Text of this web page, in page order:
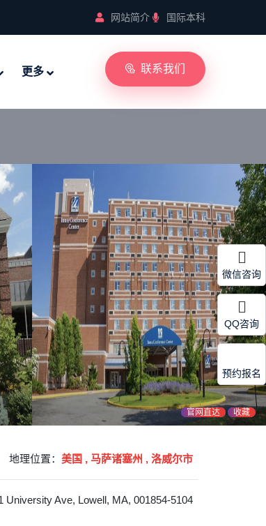
网站简介 国际本科
更多 联系我们
官网直达 收藏
地理位置： 美国 , 马萨诸塞州 , 洛威尔市
University Ave, Lowell, MA, 001854-5104
微信咨询
QQ咨询
预约报名